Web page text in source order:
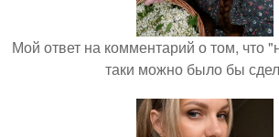
Мой ответ на комментарий о том, что
таки можно было бы